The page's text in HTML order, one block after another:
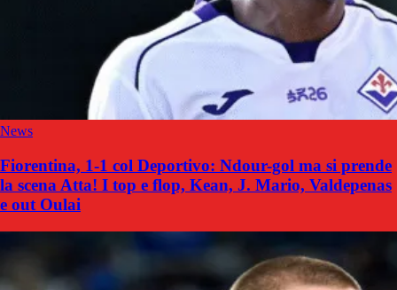
News
Fiorentina, 1-1 col Deportivo: Ndour-gol ma si prende
la scena Atta! I top e flop, Kean, J. Mario, Valdepenas
e out Oulai